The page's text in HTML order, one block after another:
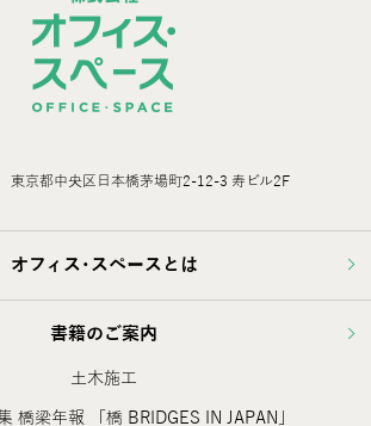
京都中央区日本橋茅場町2-12-3 寿ビル2F
オフィス･スペースとは
書籍のご案内
土木施工
橋梁年報 「橋 BRIDGES IN JAPAN」